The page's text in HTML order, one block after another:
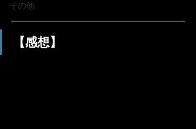
その他
【感想】